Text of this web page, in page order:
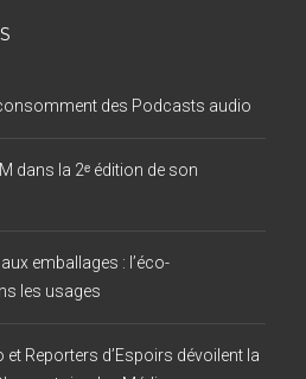
des Podcasts audio
dans la 2ᵉ édition de son
emballages : l’éco-
les usages
Reporters d’Espoirs dévoilent la